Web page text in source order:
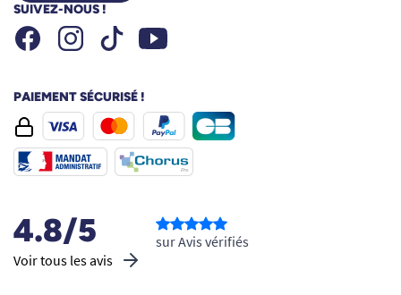
SUIVEZ-NOUS !
FacebookInstagramTiktok Youtube
PAIEMENT SÉCURISÉ !
4.8/5
Voir tous les avis
sur Avis vérifiés